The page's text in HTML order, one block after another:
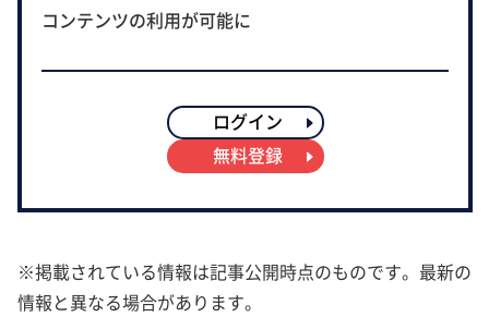
コンテンツの利用が可能に
ログイン
無料登録
※掲載されている情報は記事公開時点のものです。最新の
情報と異なる場合があります。